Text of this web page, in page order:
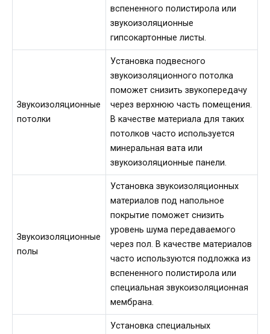
вспененного полистирола или
звукоизоляционные
гипсокартонные листы.
Звукоизоляционные
потолки
Установка подвесного
звукоизоляционного потолка
поможет снизить звукопередачу
через верхнюю часть помещения.
В качестве материала для таких
потолков часто используется
минеральная вата или
звукоизоляционные панели.
Звукоизоляционные
полы
Установка звукоизоляционных
материалов под напольное
покрытие поможет снизить
уровень шума передаваемого
через пол. В качестве материалов
часто используются подложка из
вспененного полистирола или
специальная звукоизоляционная
мембрана.
Установка специальных